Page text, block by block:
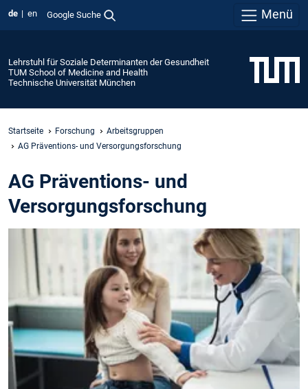
de en Google Suche Menü
Lehrstuhl für Soziale Determinanten der Gesundheit
TUM School of Medicine and Health
Technische Universität München
Startseite Forschung
Arbeitsgruppen
AG Präventions- und Versorgungsforschung
AG Präventions- und
Versorgungsforschung